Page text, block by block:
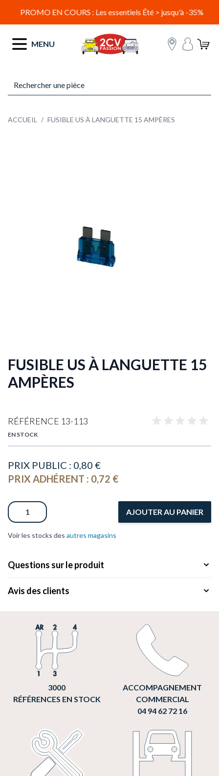
PROMO EN COURS : Les essentiels Été > jusqu'à -35%
MENU
ACCUEIL / FUSIBLE US À LANGUETTE 15 AMPÈRES
FUSIBLE US À LANGUETTE 15
AMPÈRES
RÉFÉRENCE 13-113
EN STOCK
PRIX PUBLIC : 0,80 €
PRIX ADHÉRENT : 0,72 €
Quantité
AJOUTER AU PANIER
Voir les stocks des autres magasins
Questions sur le produit
Avis des clients
3000
RÉFÉRENCES EN STOCK
ACCOMPAGNEMENT
COMMERCIAL
04 94 62 72 16